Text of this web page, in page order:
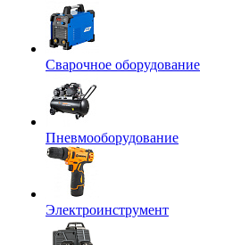
Сварочное оборудование
Пневмооборудование
Электроинструмент